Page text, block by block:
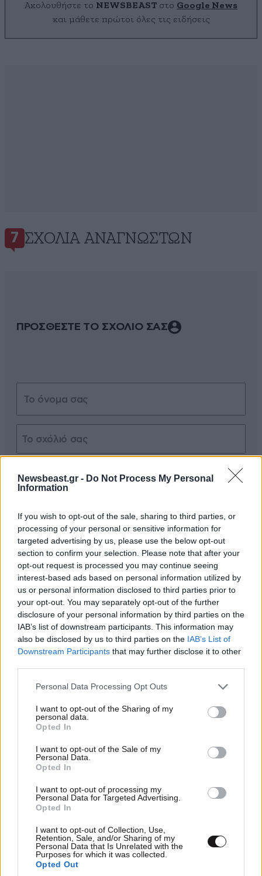
Newsbeast.gr - Do Not Process My Personal
Information
If you wish to opt-out of the sale, sharing to third parties, or
processing of your personal or sensitive information for
targeted advertising by us, please use the below opt-out
section to confirm your selection. Please note that after your
opt-out request is processed you may continue seeing
interest-based ads based on personal information utilized by
us or personal information disclosed to third parties prior to
your opt-out. You may separately opt-out of the further
disclosure of your personal information by third parties on the
IAB’s list of downstream participants. This information may
also be disclosed by us to third parties on the IAB’s List of
Downstream Participants that may further disclose it to other
Please note that this website/app uses one or more Google
not limited to your visit or usage behaviour. You may click to
grant or deny consent to Google and its third-party tags to
use your data for below specified purposes in below Google
consent section.
Personal Data Processing Opt Outs
I want to opt-out of the Sharing of my
personal data.
Opted In
I want to opt-out of the Sale of my
Personal Data.
Opted In
I want to opt-out of processing my
Personal Data for Targeted Advertising.
Opted In
I want to opt-out of Collection, Use,
Retention, Sale, and/or Sharing of my
Personal Data that Is Unrelated with the
Purposes for which it was collected.
Opted Out
Ακολουθήστε το NEWSBEAST στο Google News
και μάθετε πρώτοι όλες τις ειδήσεις
7 ΣΧΌΛΙΑ ΑΝΑΓΝΩΣΤΏΝ
ΠΡΟΣΘΕΣΤΕ ΤΟ ΣΧΟΛΙΟ ΣΑΣ
Διαβάστε και ακολουθήστε τους κανόνες σχολιασμού
ΠΡΟΣΘΗΚΗ
Κουβανός 14·03·2025 08:54
Ή Ρεάλ Μαδρίτης θά σάς τινάζει τά πέταλα αιώνια, καί
θά σηκώνει τά τρόπαια 🏆🏆🏆🏆🏆🏆🏆🏆🏆🏆🏆🏆🏆
🏆 τό ένα μετά τό άλλο κάμπιες
Απαντήστε 0